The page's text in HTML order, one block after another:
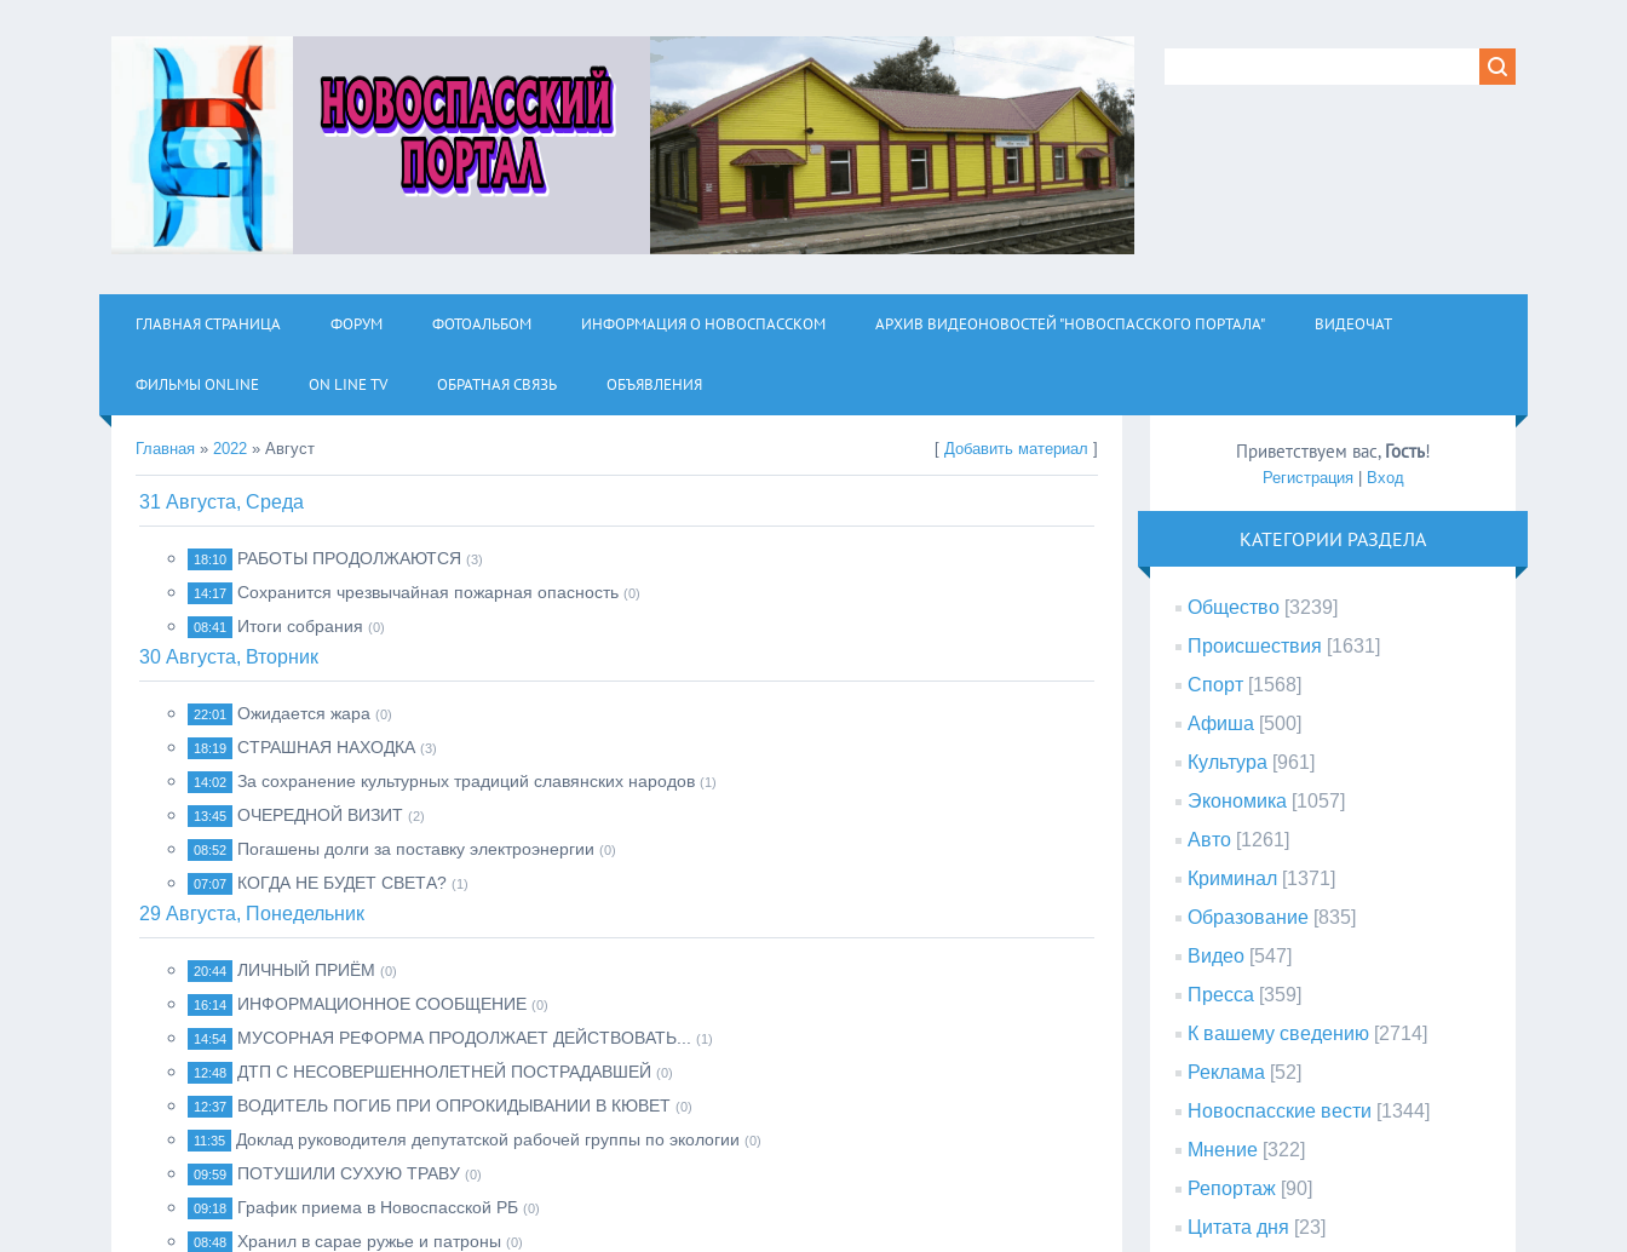
ГЛАВНАЯ СТРАНИЦА ФОРУМ ФОТОАЛЬБОМ ИНФОРМАЦИЯ О НОВОСПАССКОМ АРХИВ ВИДЕОНОВОСТЕЙ "НОВОСПАССКОГО ПОРТАЛА" ВИДЕОЧАТ
ФИЛЬМЫ ОNLINE ON LINE TV ОБРАТНАЯ СВЯЗЬ ОБЪЯВЛЕНИЯ
Главная » 2022 » Август [Добавить материал ]
31 Августа, Среда
18:10 РАБОТЫ ПРОДОЛЖАЮТСЯ (3)
14:17 Сохранится чрезвычайная пожарная опасность (0)
08:41 Итоги собрания (0)
30 Августа, Вторник
22:01 Ожидается жара (0)
18:19 СТРАШНАЯ НАХОДКА (3)
14:02 За сохранение культурных традиций славянских народов (1)
13:45 ОЧЕРЕДНОЙ ВИЗИТ (2)
08:52 Погашены долги за поставку электроэнергии (0)
07:07 КОГДА НЕ БУДЕТ СВЕТА? (1)
29 Августа, Понедельник
20:44 ЛИЧНЫЙ ПРИЁМ (0)
16:14 ИНФОРМАЦИОННОЕ СООБЩЕНИЕ (0)
14:54 МУСОРНАЯ РЕФОРМА ПРОДОЛЖАЕТ ДЕЙСТВОВАТЬ... (1)
12:48 ДТП С НЕСОВЕРШЕННОЛЕТНЕЙ ПОСТРАДАВШЕЙ (0)
12:37 ВОДИТЕЛЬ ПОГИБ ПРИ ОПРОКИДЫВАНИИ В КЮВЕТ (0)
11:35 Доклад руководителя депутатской рабочей группы по экологии (0)
09:59 ПОТУШИЛИ СУХУЮ ТРАВУ (0)
09:18 График приема в Новоспасской РБ (0)
08:48 Хранил в сарае ружье и патроны (0)
Приветствуем вас, Гость!
Регистрация| Вход
КАТЕГОРИИ РАЗДЕЛА
Общество [3239]
Происшествия [1631]
Спорт [1568]
Афиша [500]
Культура [961]
Экономика [1057]
Авто [1261]
Криминал [1371]
Образование [835]
Видео [547]
Пресса [359]
К вашему сведению [2714]
Реклама [52]
Новоспасские вести [1344]
Мнение [322]
Репортаж [90]
Цитата дня [23]